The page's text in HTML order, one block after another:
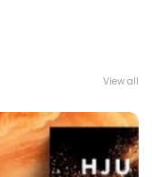
View all